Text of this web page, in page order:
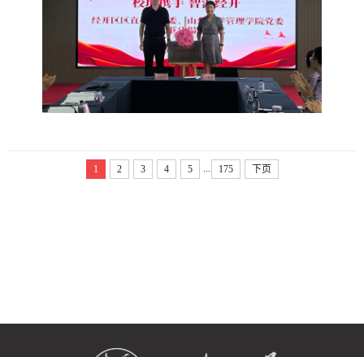
发展历程、功能定位和产业布局。他表示，...
1 2 3 4 5 175 下页